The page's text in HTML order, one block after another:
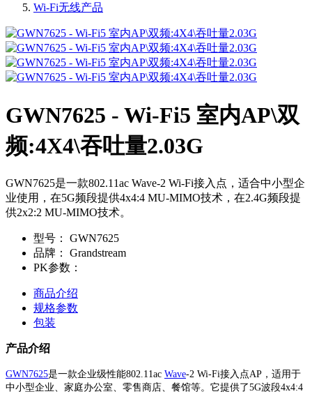
Wi-Fi无线产品
GWN7625 - Wi-Fi5 室内AP\双
频:4X4\吞吐量2.03G
GWN7625是一款802.11ac Wave-2 Wi-Fi接入点，适合中小型企
业使用，在5G频段提供4x4:4 MU-MIMO技术，在2.4G频段提
供2x2:2 MU-MIMO技术。
型号：
GWN7625
品牌：
Grandstream
PK参数：
商品介绍
规格参数
包装
产品介绍
GWN7625是一款企业级性能802.11ac Wave-2 Wi-Fi接入点AP ，适用于
中小型企业、家庭办公室、零售商店、餐馆等。它提供了5G波段4x4:4